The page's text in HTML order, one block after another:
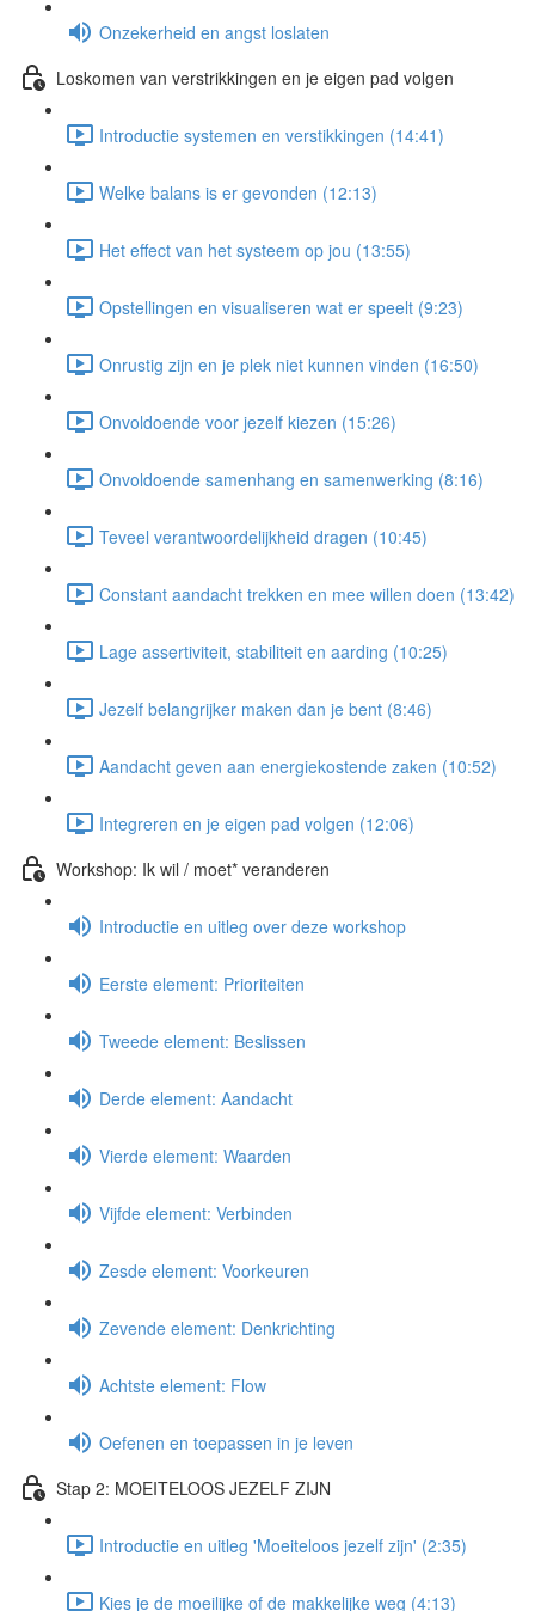
Onzekerheid en angst loslaten
Loskomen van verstrikkingen en je eigen pad volgen
Introductie systemen en verstikkingen (14:41)
Welke balans is er gevonden (12:13)
Het effect van het systeem op jou (13:55)
Opstellingen en visualiseren wat er speelt (9:23)
Onrustig zijn en je plek niet kunnen vinden (16:50)
Onvoldoende voor jezelf kiezen (15:26)
Onvoldoende samenhang en samenwerking (8:16)
Teveel verantwoordelijkheid dragen (10:45)
Constant aandacht trekken en mee willen doen (13:42)
Lage assertiviteit, stabiliteit en aarding (10:25)
Jezelf belangrijker maken dan je bent (8:46)
Aandacht geven aan energiekostende zaken (10:52)
Integreren en je eigen pad volgen (12:06)
Workshop: Ik wil / moet* veranderen
Introductie en uitleg over deze workshop
Eerste element: Prioriteiten
Tweede element: Beslissen
Derde element: Aandacht
Vierde element: Waarden
Vijfde element: Verbinden
Zesde element: Voorkeuren
Zevende element: Denkrichting
Achtste element: Flow
Oefenen en toepassen in je leven
Stap 2: MOEITELOOS JEZELF ZIJN
Introductie en uitleg 'Moeiteloos jezelf zijn' (2:35)
Kies je de moeilijke of de makkelijke weg (4:13)